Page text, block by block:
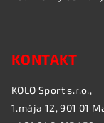
KONTAKT
KOLO Sport s.r.o.,
1.mája 12, 901 01